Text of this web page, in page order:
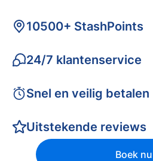
10500+ StashPoints
24/7 klantenservice
Snel en veilig betalen
Uitstekende reviews
Boek nu